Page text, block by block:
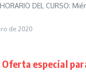
DEL CURSO:
de 2020
Oferta especial